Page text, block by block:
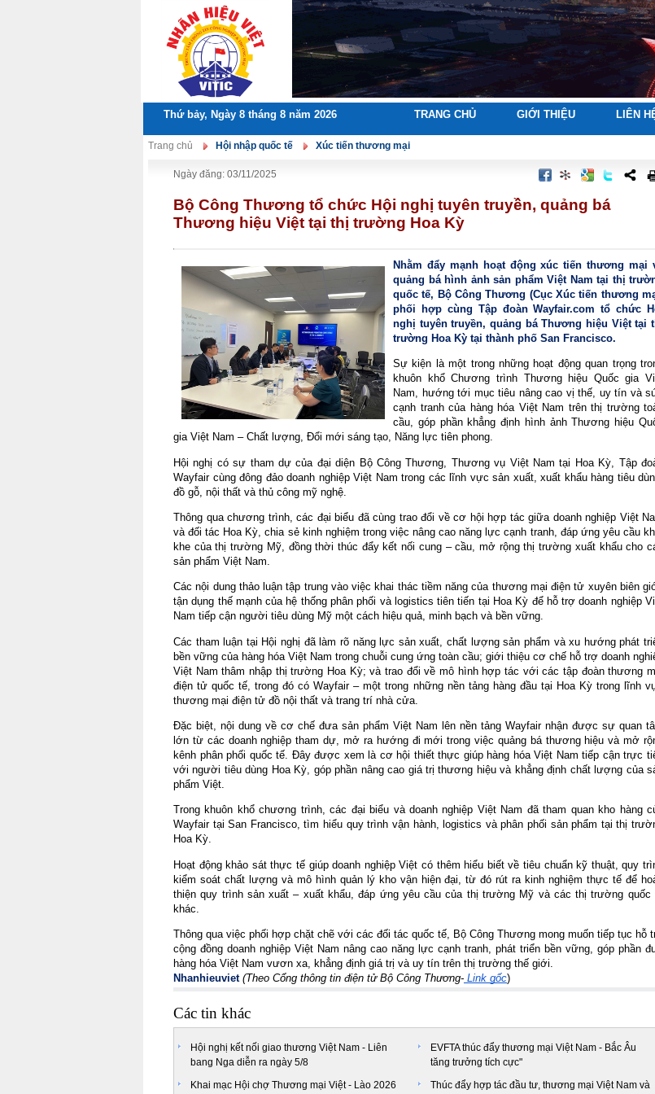
Thứ bảy, Ngày 8 tháng 8 năm 2026 TRANG CHỦ GIỚI THIỆU LIÊN
Trang chủ Hội nhập quốc tế Xúc tiến thương mại
Ngày đăng: 03/11/2025
Bộ Công Thương tổ chức Hội nghị tuyên truyền, quảng bá
Thương hiệu Việt tại thị trường Hoa Kỳ
Nhằm đẩy mạnh hoạt động xúc tiến thương mại
quảng bá hình ảnh sản phẩm Việt Nam tại thị
quốc tế, Bộ Công Thương (Cục Xúc tiến thương
phối hợp cùng Tập đoàn Wayfair.com tổ chức
nghị tuyên truyền, quảng bá Thương hiệu Việt tại
trường Hoa Kỳ tại thành phố San Francisco.
Sự kiện là một trong những hoạt động quan trọng
khuôn khổ Chương trình Thương hiệu Quốc gia
Nam, hướng tới mục tiêu nâng cao vị thế, uy tín và
cạnh tranh của hàng hóa Việt Nam trên thị trường
cầu, góp phần khẳng định hình ảnh Thương hiệu
gia Việt Nam – Chất lượng, Đổi mới sáng tạo, Năng lực tiên phong.
Hội nghị có sự tham dự của đại diện Bộ Công Thương, Thương vụ Việt Nam tại Hoa Kỳ, Tập
Wayfair cùng đông đảo doanh nghiệp Việt Nam trong các lĩnh vực sản xuất, xuất khẩu hàng tiêu
đồ gỗ, nội thất và thủ công mỹ nghệ.
Thông qua chương trình, các đại biểu đã cùng trao đổi về cơ hội hợp tác giữa doanh nghiệp Việt
và đối tác Hoa Kỳ, chia sẻ kinh nghiệm trong việc nâng cao năng lực cạnh tranh, đáp ứng yêu cầu
khe của thị trường Mỹ, đồng thời thúc đẩy kết nối cung – cầu, mở rộng thị trường xuất khẩu cho
sản phẩm Việt Nam.
Các nội dung thảo luận tập trung vào việc khai thác tiềm năng của thương mại điện tử xuyên biên
tận dụng thế mạnh của hệ thống phân phối và logistics tiên tiến tại Hoa Kỳ để hỗ trợ doanh nghiệp
Nam tiếp cận người tiêu dùng Mỹ một cách hiệu quả, minh bạch và bền vững.
Các tham luận tại Hội nghị đã làm rõ năng lực sản xuất, chất lượng sản phẩm và xu hướng phát
bền vững của hàng hóa Việt Nam trong chuỗi cung ứng toàn cầu; giới thiệu cơ chế hỗ trợ doanh
Việt Nam thâm nhập thị trường Hoa Kỳ; và trao đổi về mô hình hợp tác với các tập đoàn thương
điện tử quốc tế, trong đó có Wayfair – một trong những nền tảng hàng đầu tại Hoa Kỳ trong lĩnh
thương mại điện tử đồ nội thất và trang trí nhà cửa.
Đặc biệt, nội dung về cơ chế đưa sản phẩm Việt Nam lên nền tảng Wayfair nhận được sự quan
lớn từ các doanh nghiệp tham dự, mở ra hướng đi mới trong việc quảng bá thương hiệu và mở
kênh phân phối quốc tế. Đây được xem là cơ hội thiết thực giúp hàng hóa Việt Nam tiếp cận trực
với người tiêu dùng Hoa Kỳ, góp phần nâng cao giá trị thương hiệu và khẳng định chất lượng của
phẩm Việt.
Trong khuôn khổ chương trình, các đại biểu và doanh nghiệp Việt Nam đã tham quan kho hàng
Wayfair tại San Francisco, tìm hiểu quy trình vận hành, logistics và phân phối sản phẩm tại thị
Hoa Kỳ.
Hoạt động khảo sát thực tế giúp doanh nghiệp Việt có thêm hiểu biết về tiêu chuẩn kỹ thuật, quy
kiểm soát chất lượng và mô hình quản lý kho vận hiện đại, từ đó rút ra kinh nghiệm thực tế để
thiện quy trình sản xuất – xuất khẩu, đáp ứng yêu cầu của thị trường Mỹ và các thị trường quốc
khác.
Thông qua việc phối hợp chặt chẽ với các đối tác quốc tế, Bộ Công Thương mong muốn tiếp tục hỗ
cộng đồng doanh nghiệp Việt Nam nâng cao năng lực cạnh tranh, phát triển bền vững, góp phần
hàng hóa Việt Nam vươn xa, khẳng định giá trị và uy tín trên thị trường thế giới.
Nhanhieuviet (Theo Cổng thông tin điện tử Bộ Công Thương- Link gốc)
Các tin khác
Hội nghị kết nối giao thương Việt Nam - Liên
bang Nga diễn ra ngày 5/8
EVFTA thúc đẩy thương mại Việt Nam - Bắc Âu
tăng trưởng tích cực"
Khai mạc Hội chợ Thương mại Việt - Lào 2026
Thúc đẩy hợp tác đầu tư, thương mại Việt Nam và